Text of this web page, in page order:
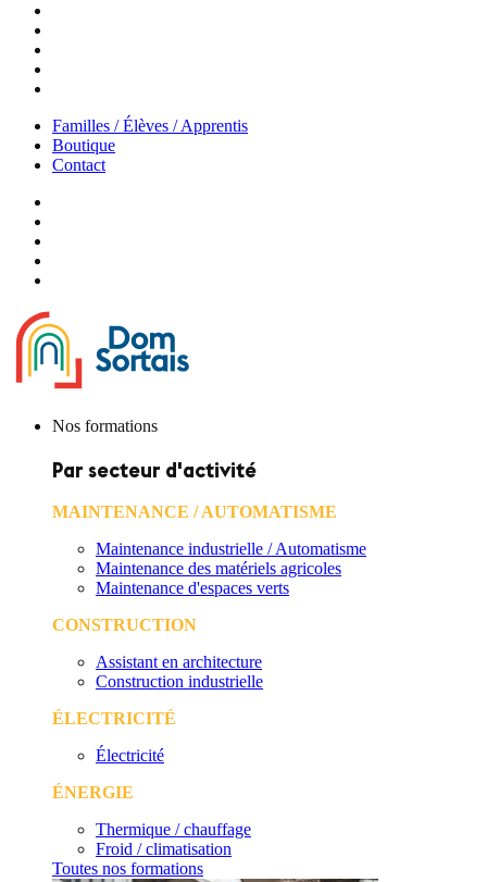
Familles / Élèves / Apprentis
Boutique
Contact
Nos formations
Par secteur d'activité
MAINTENANCE / AUTOMATISME
Maintenance industrielle / Automatisme
Maintenance des matériels agricoles
Maintenance d'espaces verts
CONSTRUCTION
Assistant en architecture
Construction industrielle
ÉLECTRICITÉ
Électricité
ÉNERGIE
Thermique / chauffage
Froid / climatisation
Toutes nos formations